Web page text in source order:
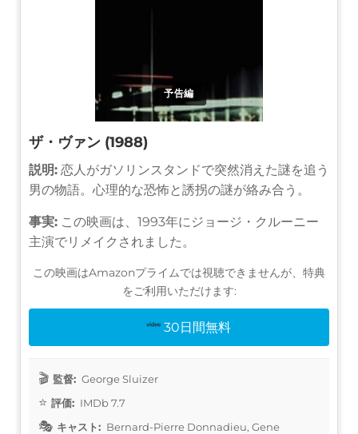
予告編
ザ・ヴァン (1988)
説明: 恋人がガソリンスタンドで突然消えた謎を追う
男の物語。心理的な恐怖と誘拐の謎が絡み合う。
事実: この映画は、1993年にジョージ・クルーニー
主演でリメイクされました。
この映画はAmazonプライムでは視聴できませんが、特典
をご利用いただけます:
30日間無料
監督: George Sluizer
評価: IMDb 7.7
キャスト: Bernard-Pierre Donnadieu, Gene